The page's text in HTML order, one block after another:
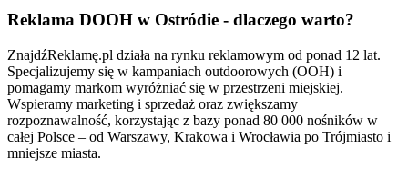
Reklama DOOH w Ostródie - dlaczego warto?
ZnajdźReklamę.pl działa na rynku reklamowym od ponad 12 lat.
Specjalizujemy się w kampaniach outdoorowych (OOH) i
pomagamy markom wyróżniać się w przestrzeni miejskiej.
Wspieramy marketing i sprzedaż oraz zwiększamy
rozpoznawalność, korzystając z bazy ponad 80 000 nośników w
całej Polsce – od Warszawy, Krakowa i Wrocławia po Trójmiasto i
mniejsze miasta.